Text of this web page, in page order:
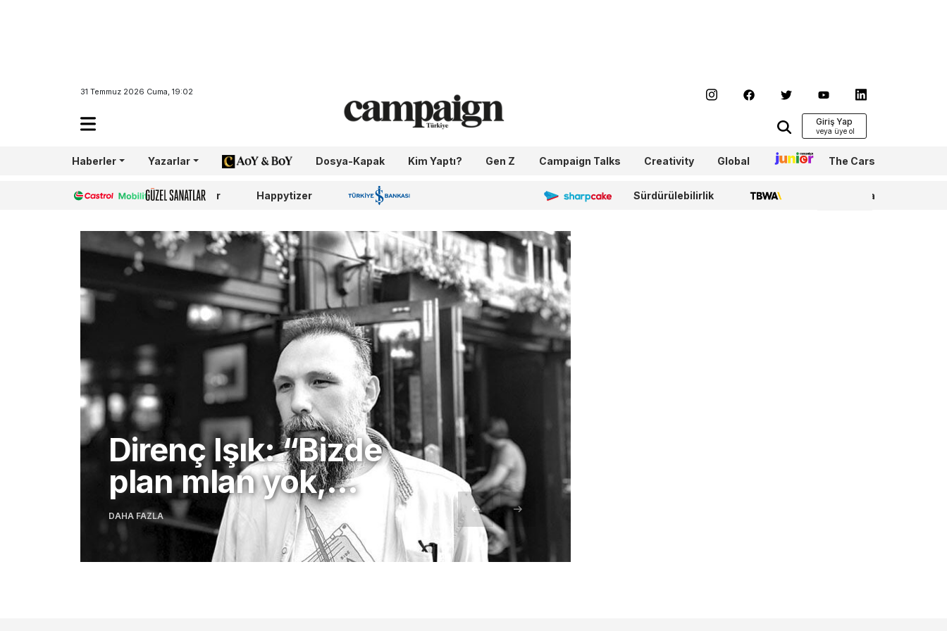
31 Temmuz 2026 Cuma, 19:02
Giriş Yap
Haberler Yazarlar AoY/BoY Dosya-Kapak Kim Yaptı? Gen Z Campaign Talks Creativity Global Junior The Cars
Castrol Güzel Sanatlar Happytizer İş Bankası 100.Yıl Sharpcake Sürdürülebilirlik TBWA WPP Media
Direnç Işık: “Bizde
plan mlan yok,…
DAHA FAZLA